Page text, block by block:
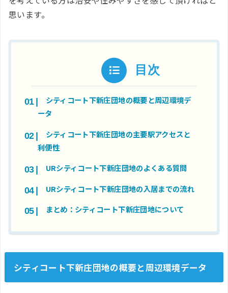
思います。
目次
シティコート下新庄団地の概要と周辺環境デ
ータ
シティコート下新庄団地の主要駅アクセスと
利便性
URシティコート下新庄団地のよくある質問
URシティコート下新庄団地の入居までの流れ
まとめ：シティコート下新庄団地について
シティコート下新庄団地の概要と周辺環境データ